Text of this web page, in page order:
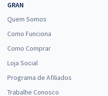
GRAN
Quem Somos
Como Funciona
Como Comprar
Loja Social
Programa de Afiliados
Trabalhe Conosco